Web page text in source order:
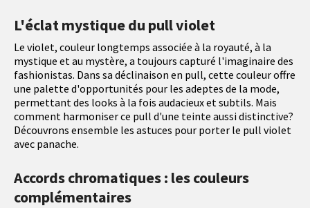
L'éclat mystique du pull violet
Le violet, couleur longtemps associée à la royauté, à la
mystique et au mystère, a toujours capturé l'imaginaire des
fashionistas. Dans sa déclinaison en pull, cette couleur offre
une palette d'opportunités pour les adeptes de la mode,
permettant des looks à la fois audacieux et subtils. Mais
comment harmoniser ce pull d'une teinte aussi distinctive?
Découvrons ensemble les astuces pour porter le pull violet
avec panache.
Accords chromatiques : les couleurs
complémentaires